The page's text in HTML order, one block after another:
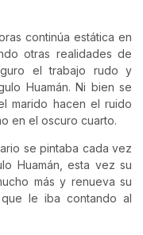
continúa estática en
otras realidades de
el trabajo rudo y
Huamán. Ni bien se
marido hacen el ruido
en el oscuro cuarto.
se pintaba cada vez
Huamán, esta vez su
más y renueva su
le iba contando al